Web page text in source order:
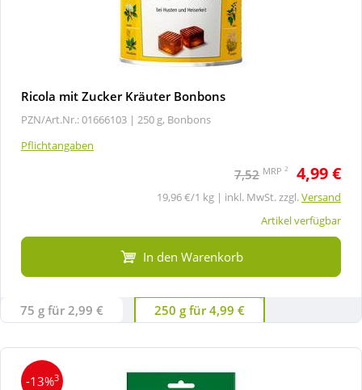
Ricola mit Zucker Kräuter Bonbons
PZN/Art.Nr.: 01666103 | 250 g, Bonbons
Pflichtangaben
7,52 MRP 2 4,99 €
19,96 €/1 kg | inkl. MwSt. zzgl.Versand
Artikel verfügbar
In den Warenkorb
75 g für 2,99 € 250 g für 4,99 €
-13%3